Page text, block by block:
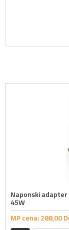
Naponski adapter
45W
MP cena:288,00